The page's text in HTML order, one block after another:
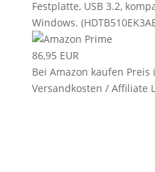
Festplatte, USB 3.2,
Windows.
86,95 EUR
Bei Amazon kaufen Preis
Versandkosten / Affiliate